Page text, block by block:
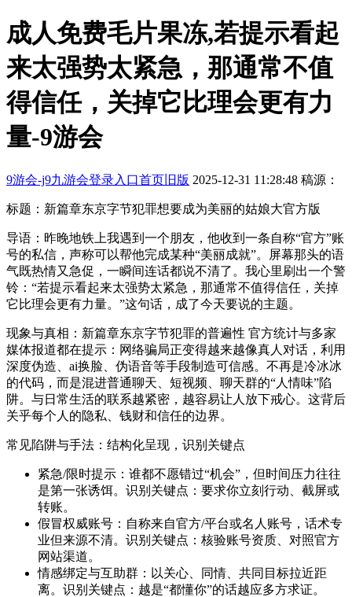
成人免费毛片果冻,若提示看起
来太强势太紧急，那通常不值
得信任，关掉它比理会更有力
量-9游会
9游会-j9九游会登录入口首页旧版 2025-12-31 11:28:48 稿源：
标题：新篇章东京字节犯罪想要成为美丽的姑娘大官方版
导语：昨晚地铁上我遇到一个朋友，他收到一条自称“官方”账
号的私信，声称可以帮他完成某种“美丽成就”。屏幕那头的语
气既热情又急促，一瞬间连话都说不清了。我心里刷出一个警
铃：“若提示看起来太强势太紧急，那通常不值得信任，关掉
它比理会更有力量。”这句话，成了今天要说的主题。
现象与真相：新篇章东京字节犯罪的普遍性 官方统计与多家
媒体报道都在提示：网络骗局正变得越来越像真人对话，利用
深度伪造、ai换脸、伪语音等手段制造可信感。不再是冷冰冰
的代码，而是混进普通聊天、短视频、聊天群的“人情味”陷
阱。与日常生活的联系越紧密，越容易让人放下戒心。这背后
关乎每个人的隐私、钱财和信任的边界。
常见陷阱与手法：结构化呈现，识别关键点
紧急/限时提示：谁都不愿错过“机会”，但时间压力往往
是第一张诱饵。识别关键点：要求你立刻行动、截屏或
转账。
假冒权威账号：自称来自官方/平台或名人账号，话术专
业但来源不清。识别关键点：核验账号资质、对照官方
网站渠道。
情感绑定与互助群：以关心、同情、共同目标拉近距
离。识别关键点：越是“都懂你”的话越应多方求证。